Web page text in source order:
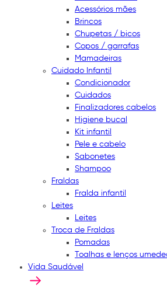
Acessórios mães
Brincos
Chupetas / bicos
Copos / garrafas
Mamadeiras
Cuidado Infantil
Condicionador
Cuidados
Finalizadores cabelos
Higiene bucal
Kit infantil
Pele e cabelo
Sabonetes
Shampoo
Fraldas
Fralda infantil
Leites
Leites
Troca de Fraldas
Pomadas
Toalhas e lenços
Vida Saudável